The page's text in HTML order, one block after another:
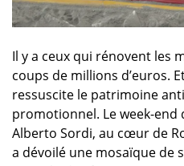
Il y a ceux qui rénovent les
coups de millions d’euros.
ressuscite le patrimoine
promotionnel. Le week-end
Alberto Sordi, au cœur de
a dévoilé une mosaïque de